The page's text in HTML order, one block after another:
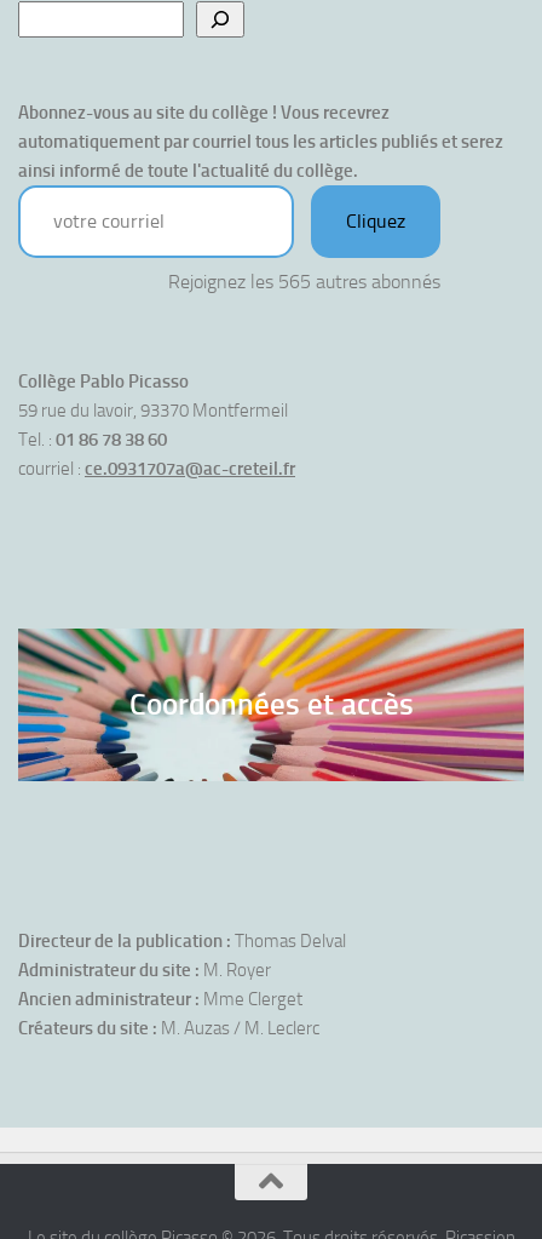
Abonnez-vous au site du collège ! Vous recevrez
automatiquement par courriel tous les articles publiés et serez
ainsi informé de toute l'actualité du collège.
votre courriel
Cliquez
Rejoignez les 565 autres abonnés
Collège Pablo Picasso
59 rue du lavoir, 93370 Montfermeil
Tel. : 01 86 78 38 60
courriel : ce.0931707a@ac-creteil.fr
Coordonnées et accès
Directeur de la publication : Thomas Delval
Administrateur du site : M. Royer
Ancien administrateur : Mme Clerget
Créateurs du site : M. Auzas / M. Leclerc